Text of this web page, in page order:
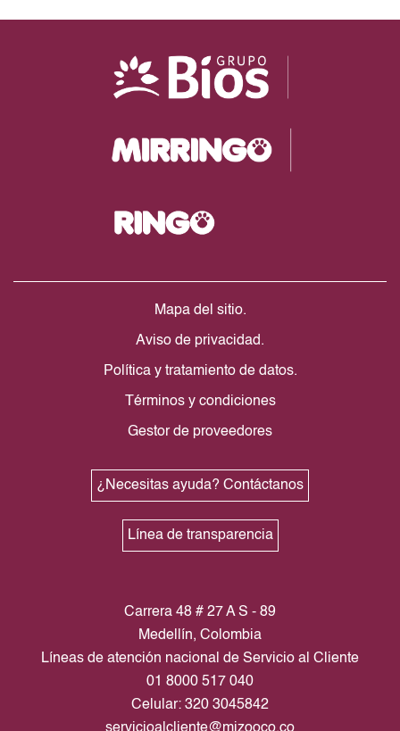
Mapa del sitio.
Aviso de privacidad.
Política y tratamiento de datos.
Términos y condiciones
Gestor de proveedores
¿Necesitas ayuda? Contáctanos
Línea de transparencia
Carrera 48 # 27 A S - 89
Medellín, Colombia
Líneas de atención nacional de Servicio al Cliente
01 8000 517 040
Celular: 320 3045842